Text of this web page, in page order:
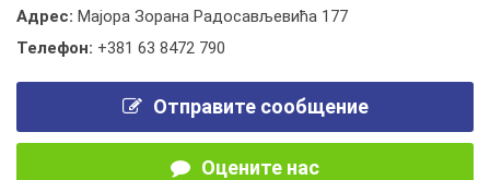
Адрес: Мајора Зорана Радосављевића 177
Телефон: +381 63 8472 790
Отправите сообщение
Оцените нас